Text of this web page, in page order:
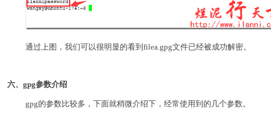
通过上图，我们可以很明显的看到filea.gpg文件已经被成功解密。
六、gpg参数介绍
gpg的参数比较多，下面就稍微介绍下，经常使用到的几个参数。